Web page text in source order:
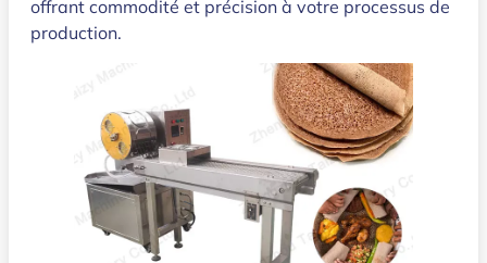
offrant commodité et précision à votre processus de
production.